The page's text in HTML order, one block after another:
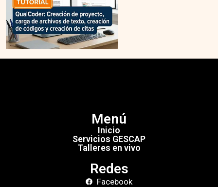
Menú
Inicio
Servicios GESCAP
Talleres en vivo
Redes
Facebook